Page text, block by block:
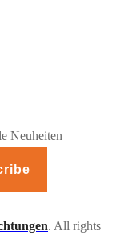
Neuheiten
. All rights